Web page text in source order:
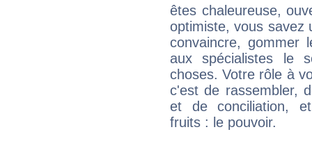
êtes chaleureuse,
optimiste, vous savez
convaincre, gommer
aux spécialistes le
choses. Votre rôle à
c'est de rassembler,
et de conciliation,
fruits : le pouvoir.